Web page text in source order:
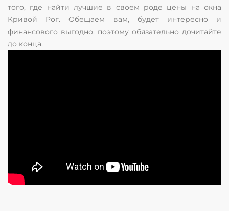
того, где найти лучшие в своем роде цены на окна
Кривой Рог. Обещаем вам, будет интересно и
финансового выгодно, поэтому обязательно дочитайте
до конца.